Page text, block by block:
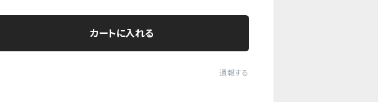
カートに入れる
通報する